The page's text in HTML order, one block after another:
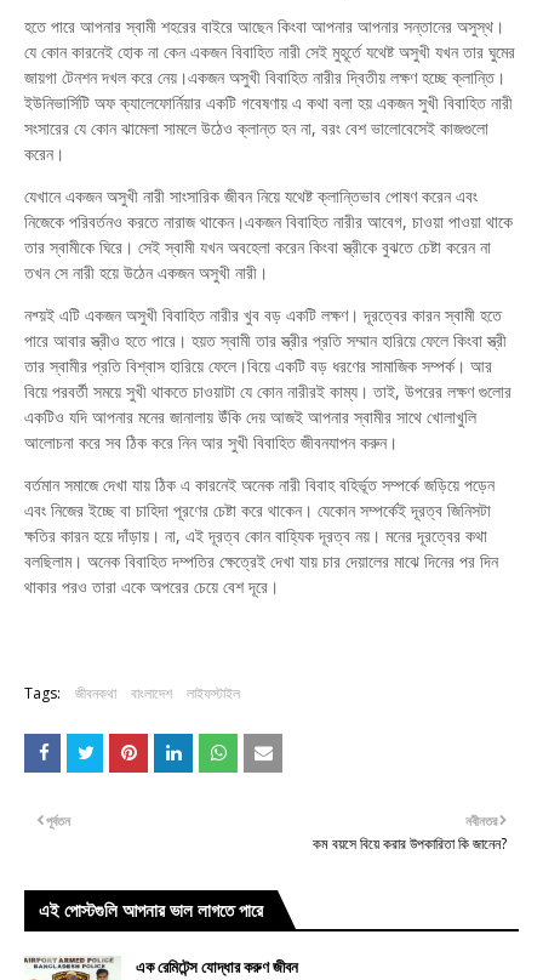
হতে পারে আপনার স্বামী শহরের বাইরে আছেন কিংবা আপনার আপনার সন্তানের অসুস্থ।
যে কোন কারনেই হোক না কেন একজন বিবাহিত নারী সেই মুহূর্তে যথেষ্ট অসুখী যখন তার ঘুমের
জায়গা টেনশন দখল করে নেয়।একজন অসুখী বিবাহিত নারীর দ্বিতীয় লক্ষণ হচ্ছে ক্লান্তি।
ইউনিভার্সিটি অফ ক্যালেফোর্নিয়ার একটি গবেষণায় এ কথা বলা হয় একজন সুখী বিবাহিত নারী
সংসারের যে কোন ঝামেলা সামলে উঠেও ক্লান্ত হন না, বরং বেশ ভালোবেসেই কাজগুলো
করেন।
যেখানে একজন অসুখী নারী সাংসারিক জীবন নিয়ে যথেষ্ট ক্লান্তিভাব পোষণ করেন এবং
নিজেকে পরিবর্তনও করতে নারাজ থাকেন।একজন বিবাহিত নারীর আবেগ, চাওয়া পাওয়া থাকে
তার স্বামীকে ঘিরে। সেই স্বামী যখন অবহেলা করেন কিংবা স্ত্রীকে বুঝতে চেষ্টা করেন না
তখন সে নারী হয়ে উঠেন একজন অসুখী নারী।
নশ্য়ই এটি একজন অসুখী বিবাহিত নারীর খুব বড় একটি লক্ষণ। দূরত্বের কারন স্বামী হতে
পারে আবার স্ত্রীও হতে পারে। হয়ত স্বামী তার স্ত্রীর প্রতি সম্মান হারিয়ে ফেলে কিংবা স্ত্রী
তার স্বামীর প্রতি বিশ্বাস হারিয়ে ফেলে।বিয়ে একটি বড় ধরণের সামাজিক সম্পর্ক। আর
বিয়ে পরবর্তী সময়ে সুখী থাকতে চাওয়াটা যে কোন নারীরই কাম্য। তাই, উপরের লক্ষণ গুলোর
একটিও যদি আপনার মনের জানালায় উঁকি দেয় আজই আপনার স্বামীর সাথে খোলাখুলি
আলোচনা করে সব ঠিক করে নিন আর সুখী বিবাহিত জীবনযাপন করুন।
বর্তমান সমাজে দেখা যায় ঠিক এ কারনেই অনেক নারী বিবাহ বহির্ভূত সম্পর্কে জড়িয়ে পড়েন
এবং নিজের ইচ্ছে বা চাহিদা পূরণের চেষ্টা করে থাকেন। যেকোন সম্পর্কেই দূরত্ব জিনিসটা
ক্ষতির কারন হয়ে দাঁড়ায়। না, এই দূরত্ব কোন বাহ্যিক দূরত্ব নয়। মনের দূরত্বের কথা
বলছিলাম। অনেক বিবাহিত দম্পতির ক্ষেত্রেই দেখা যায় চার দেয়ালের মাঝে দিনের পর দিন
থাকার পরও তারা একে অপরের চেয়ে বেশ দূরে।
Tags: জীবনকথা বাংলাদেশ লাইফস্টাইল
নবীনতর
কম বয়সে বিয়ে করার উপকারিতা কি জানেন?
পূর্বতন
এই পোস্টগুলি আপনার ভাল লাগতে পারে
এক রেমিটেন্স যোদ্ধার করুণ জীবন